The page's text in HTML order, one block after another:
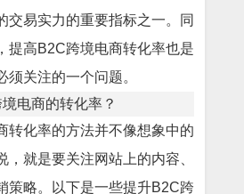
交易实力的重要指标之一。同
提高B2C跨境电商转化率也是
须关注的一个问题。
电商的转化率？
转化率的方法并不像想象中的
，就是要关注网站上的内容、
策略。以下是一些提升B2C跨